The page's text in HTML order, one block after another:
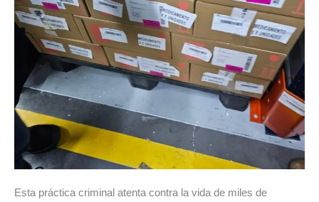
Esta práctica criminal atenta contra la vida de miles de